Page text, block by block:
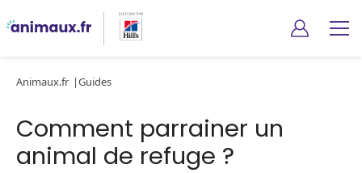
Animaux.fr Guides
Comment parrainer un
animal de refuge ?